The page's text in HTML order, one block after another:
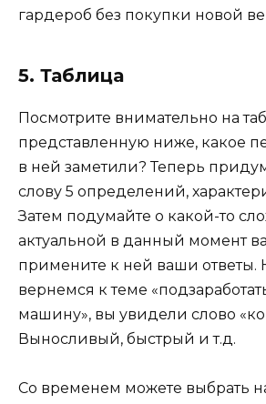
гардероб без покупки новой
5. Таблица
Посмотрите внимательно на
представленную ниже, какое
в ней заметили? Теперь
слову 5 определений,
Затем подумайте о какой-то
актуальной в данный момент
примените к ней ваши ответы.
вернемся к теме
машину», вы увидели слово
Выносливый, быстрый и т.д.
Со временем можете выбрать